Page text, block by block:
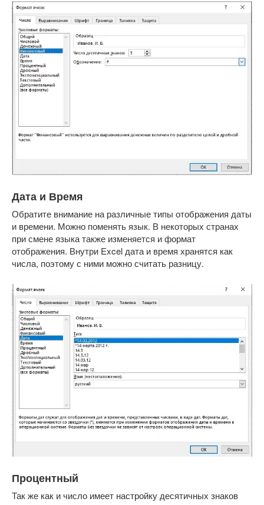
Дата и Время
Обратите внимание на различные типы отображения даты
и времени. Можно поменять язык. В некоторых странах
при смене языка также изменяется и формат
отображения. Внутри Excel дата и время хранятся как
числа, поэтому с ними можно считать разницу.
Процентный
Так же как и число имеет настройку десятичных знаков